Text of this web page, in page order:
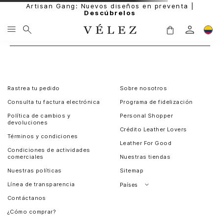
Artisan Gang: Nuevos diseños en preventa |
Descúbrelos
Rastrea tu pedido
Consulta tu factura electrónica
Política de cambios y
devoluciones
Términos y condiciones
Condiciones de actividades
comerciales
Nuestras políticas
Línea de transparencia
Contáctanos
¿Cómo comprar?
Sobre nosotros
Programa de fidelización
Personal Shopper
Crédito Leather Lovers
Leather For Good
Nuestras tiendas
Sitemap
Países